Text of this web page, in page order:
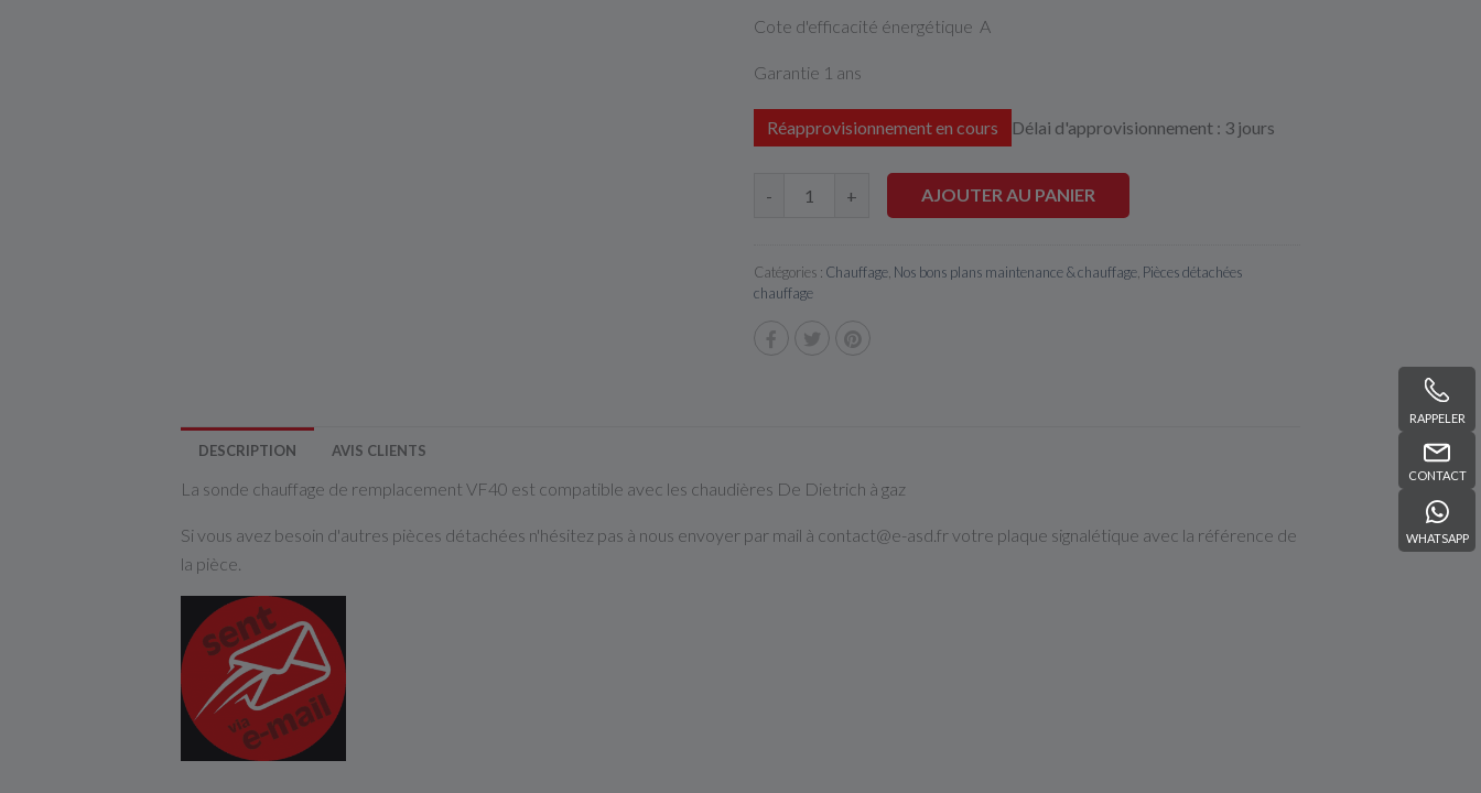
RAPPELER
CONTACT
WHATSAPP
Cote d'efficacité énergétique A
Garantie 1 ans
Réapprovisionnement en cours Délai d'approvisionnement : 3 jours
- + AJOUTER AU PANIER
Catégories : Chauffage, Nos bons plans maintenance & chauffage, Pièces détachées
chauffage
DESCRIPTION AVIS CLIENTS
La sonde chauffage de remplacement VF40 est compatible avec les chaudières De Dietrich à gaz
Si vous avez besoin d'autres pièces détachées n'hésitez pas à nous envoyer par mail à contact@e-asd.fr votre plaque signalétique avec la référence de
la pièce.